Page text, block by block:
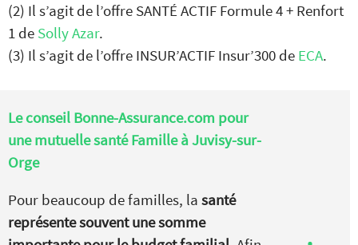
(2) Il s’agit de l’offre SANTÉ ACTIF Formule 4 + Renfort
1 de Solly Azar.
(3) Il s’agit de l’offre INSUR’ACTIF Insur’300 de ECA.
Le conseil Bonne-Assurance.com pour
une mutuelle santé Famille à Juvisy-sur-
Orge
Pour beaucoup de familles, la santé
représente souvent une somme